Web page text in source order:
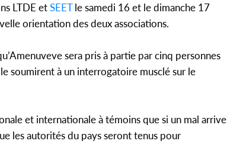
LTDE etSEETle samedi 16 et le dimanche 17
orientation des deux associations.
sera pris à partie par cinq personnes
soumirent à un interrogatoire musclé sur le
et internationale à témoins que si un mal arrive
les autorités du pays seront tenus pour